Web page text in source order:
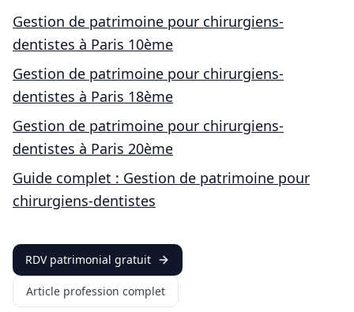
Gestion de patrimoine pour chirurgiens-
dentistes à Paris 10ème
Gestion de patrimoine pour chirurgiens-
dentistes à Paris 18ème
Gestion de patrimoine pour chirurgiens-
dentistes à Paris 20ème
Guide complet : Gestion de patrimoine pour
chirurgiens-dentistes
RDV patrimonial gratuit
Article profession complet